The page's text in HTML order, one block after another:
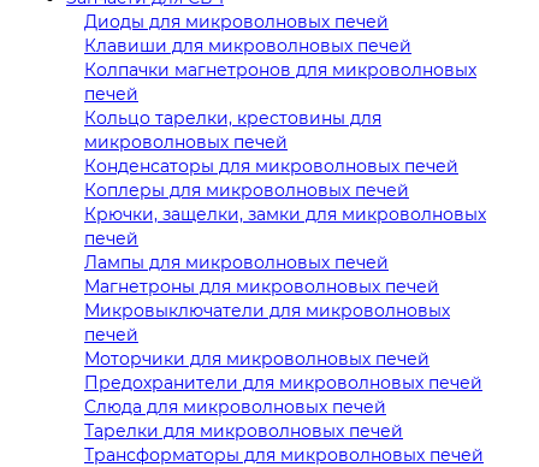
Диоды для микроволновых печей
Клавиши для микроволновых печей
Колпачки магнетронов для микроволновых
печей
Кольцо тарелки, крестовины для
микроволновых печей
Конденсаторы для микроволновых печей
Коплеры для микроволновых печей
Крючки, защелки, замки для микроволновых
печей
Лампы для микроволновых печей
Магнетроны для микроволновых печей
Микровыключатели для микроволновых
печей
Моторчики для микроволновых печей
Предохранители для микроволновых печей
Слюда для микроволновых печей
Тарелки для микроволновых печей
Трансформаторы для микроволновых печей